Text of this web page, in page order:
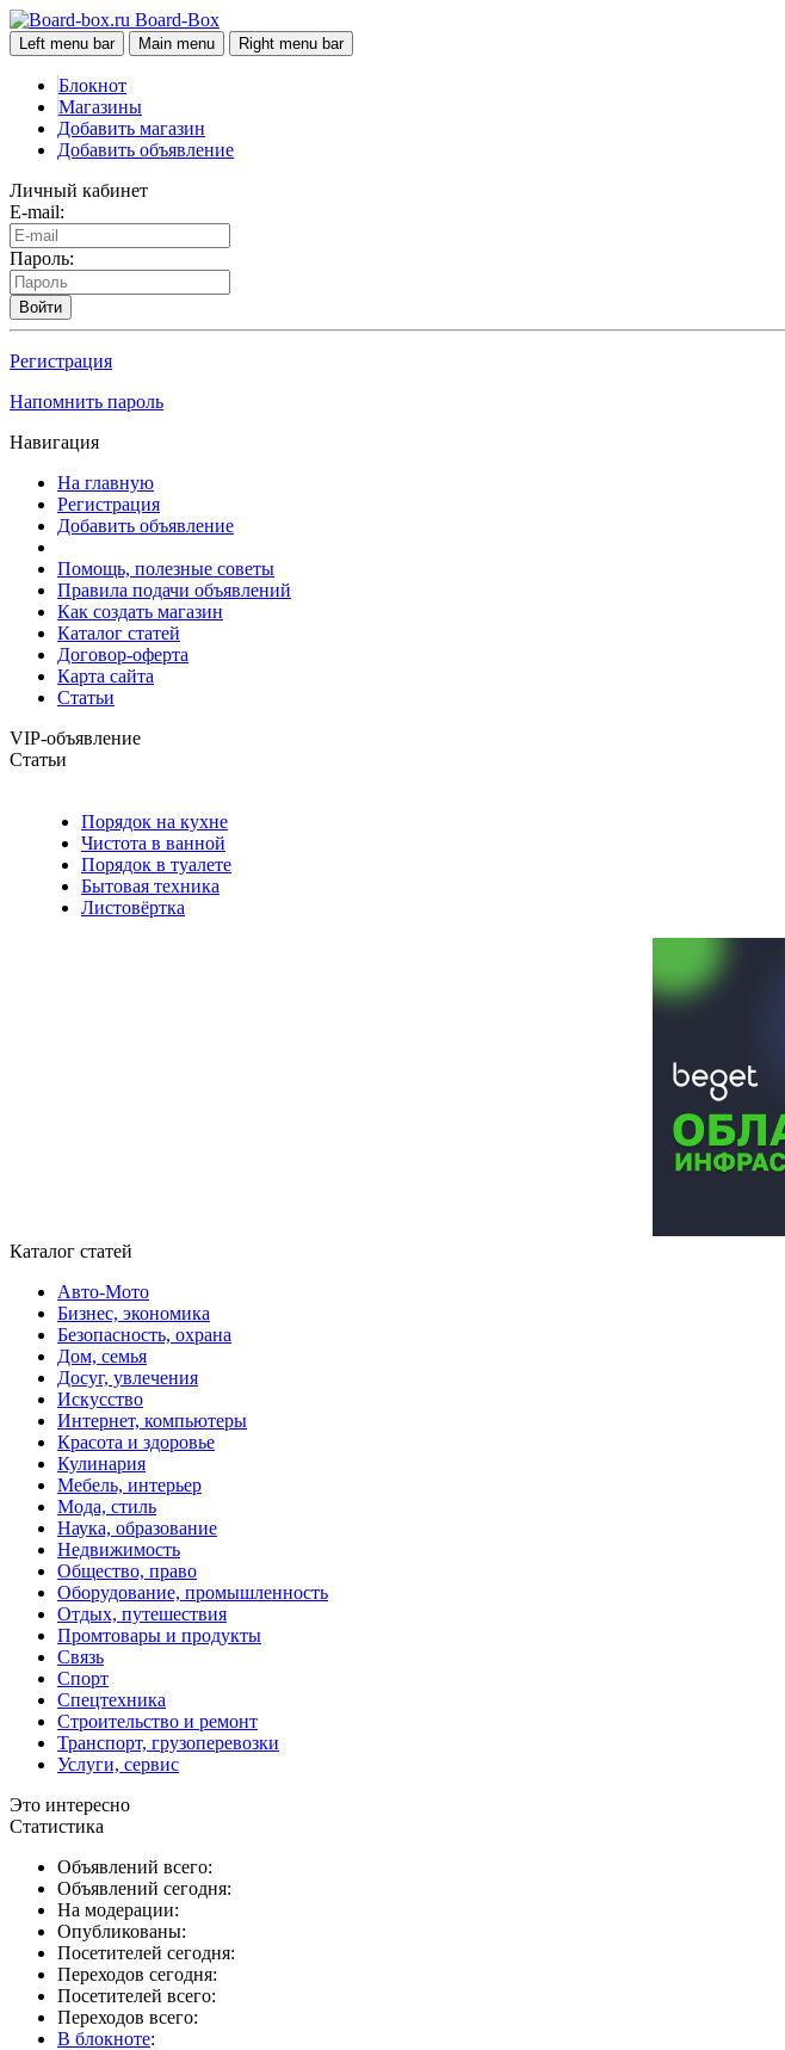
Board-Box
Left menu bar Main menu Right menu bar
Блокнот
Магазины
Добавить магазин
Добавить объявление
Личный кабинет
E-mail:
Пароль:
Войти
Регистрация
Напомнить пароль
Навигация
На главную
Регистрация
Добавить объявление
Помощь, полезные советы
Правила подачи объявлений
Как создать магазин
Каталог статей
Договор-оферта
Карта сайта
Статьи
VIP-объявление
Статьи
Порядок на кухне
Чистота в ванной
Порядок в туалете
Бытовая техника
Листовёртка
Каталог статей
Авто-Мото
Бизнес, экономика
Безопасность, охрана
Дом, семья
Досуг, увлечения
Искусство
Интернет, компьютеры
Красота и здоровье
Кулинария
Мебель, интерьер
Мода, стиль
Наука, образование
Недвижимость
Общество, право
Оборудование, промышленность
Отдых, путешествия
Промтовары и продукты
Связь
Спорт
Спецтехника
Строительство и ремонт
Транспорт, грузоперевозки
Услуги, сервис
Это интересно
Статистика
Объявлений всего:
Объявлений сегодня:
На модерации:
Опубликованы:
Посетителей сегодня:
Переходов сегодня:
Посетителей всего:
Переходов всего:
В блокноте: